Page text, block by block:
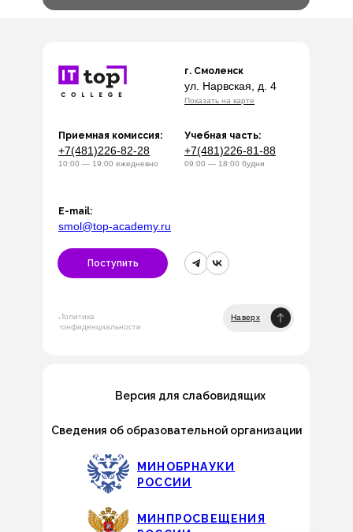
Наверх
Политика
конфиденциальности
10:00 — 19:00 ежедневно
г. Смоленск
smol@top-academy.ru
E-mail:
Приемная комиссия:
09:00 — 18:00 будни
Учебная часть:
ул. Нарвская, д. 4
Показать на карте
Поступить
+7(481)226-82-28 +7(481)226-81-88
Версия для слабовидящих
Сведения об образовательной организации
МИНПРОСВЕЩЕНИЯ
МИНОБРНАУКИ
РОССИИ